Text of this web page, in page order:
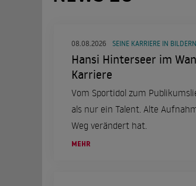
08.08.2026 SEINE KARRIERE IN BILDERN
Hansi Hinterseer im
Karriere
Vom Sportidol zum
als nur ein Talent. Alte
Weg verändert hat.
MEHR